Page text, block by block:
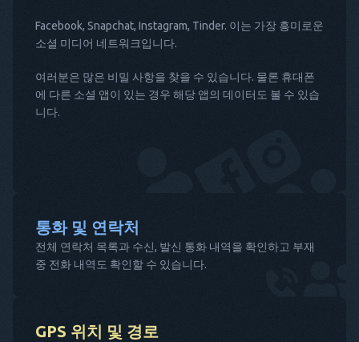
Facebook, Snapchat, Instagram, Tinder. 이는 가장 흥미로운
소셜 미디어 네트워크입니다.
여러분은 많은 비밀 사항을 찾을 수 있습니다. 물론 휴대폰
에 다른 소셜 앱이 있는 경우 해당 앱의 데이터도 볼 수 있습
니다.
통화 및 연락처
전체 연락처 목록과 수신, 발신 통화 내역을 확인하고 부재
중 전화 내역도 확인할 수 있습니다.
GPS 위치 및 경로